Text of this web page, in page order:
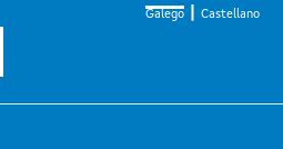
Galego Castellano